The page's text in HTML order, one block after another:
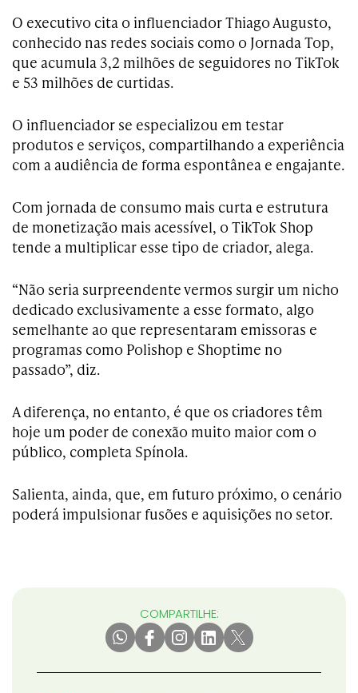
O executivo cita o influenciador Thiago Augusto,
conhecido nas redes sociais como o Jornada Top,
que acumula 3,2 milhões de seguidores no TikTok
e 53 milhões de curtidas.
O influenciador se especializou em testar
produtos e serviços, compartilhando a experiência
com a audiência de forma espontânea e engajante.
Com jornada de consumo mais curta e estrutura
de monetização mais acessível, o TikTok Shop
tende a multiplicar esse tipo de criador, alega.
“Não seria surpreendente vermos surgir um nicho
dedicado exclusivamente a esse formato, algo
semelhante ao que representaram emissoras e
programas como Polishop e Shoptime no
passado”, diz.
A diferença, no entanto, é que os criadores têm
hoje um poder de conexão muito maior com o
público, completa Spínola.
Salienta, ainda, que, em futuro próximo, o cenário
poderá impulsionar fusões e aquisições no setor.
COMPARTILHE: